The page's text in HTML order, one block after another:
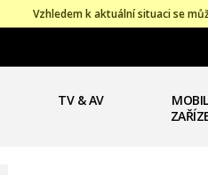
Vzhledem k aktuální situaci se
TV & AV